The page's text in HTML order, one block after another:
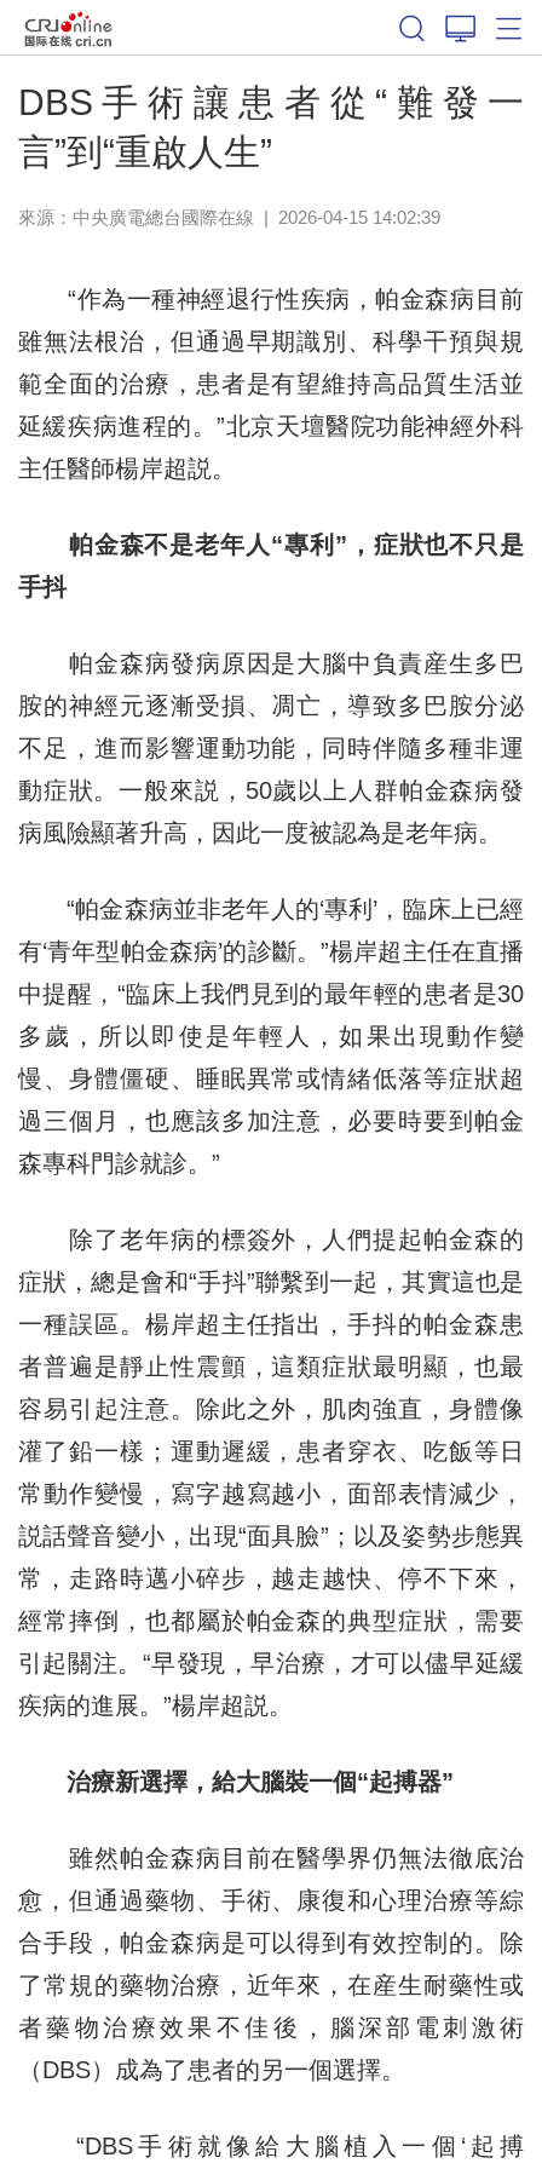
DBS手術讓患者從“難發一
言”到“重啟人生”
來源：中央廣電總台國際在線 | 2026-04-15 14:02:39
“作為一種神經退行性疾病，帕金森病目前
雖無法根治，但通過早期識別、科學干預與規
範全面的治療，患者是有望維持高品質生活並
延緩疾病進程的。”北京天壇醫院功能神經外科
主任醫師楊岸超説。
帕金森不是老年人“專利”， 症狀也不只是
手抖
帕金森病發病原因是大腦中負責産生多巴
胺的神經元逐漸受損、凋亡，導致多巴胺分泌
不足，進而影響運動功能，同時伴隨多種非運
動症狀。一般來説，50歲以上人群帕金森病發
病風險顯著升高，因此一度被認為是老年病。
“帕金森病並非老年人的‘專利’，臨床上已經
有‘青年型帕金森病’的診斷。”楊岸超主任在直播
中提醒，“臨床上我們見到的最年輕的患者是30
多歲，所以即使是年輕人，如果出現動作變
慢、身體僵硬、睡眠異常或情緒低落等症狀超
過三個月，也應該多加注意，必要時要到帕金
森專科門診就診。”
除了老年病的標簽外，人們提起帕金森的
症狀，總是會和“手抖”聯繫到一起，其實這也是
一種誤區。楊岸超主任指出，手抖的帕金森患
者普遍是靜止性震顫，這類症狀最明顯，也最
容易引起注意。除此之外，肌肉強直，身體像
灌了鉛一樣；運動遲緩，患者穿衣、吃飯等日
常動作變慢，寫字越寫越小，面部表情減少，
説話聲音變小，出現“面具臉”；以及姿勢步態異
常，走路時邁小碎步，越走越快、停不下來，
經常摔倒，也都屬於帕金森的典型症狀，需要
引起關注。“早發現，早治療，才可以儘早延緩
疾病的進展。”楊岸超説。
治療新選擇，給大腦裝一個“起搏器”
雖然帕金森病目前在醫學界仍無法徹底治
愈，但通過藥物、手術、康復和心理治療等綜
合手段，帕金森病是可以得到有效控制的。除
了常規的藥物治療，近年來，在産生耐藥性或
者藥物治療效果不佳後，腦深部電刺激術
（DBS）成為了患者的另一個選擇。
“DBS手術就像給大腦植入一個‘起搏